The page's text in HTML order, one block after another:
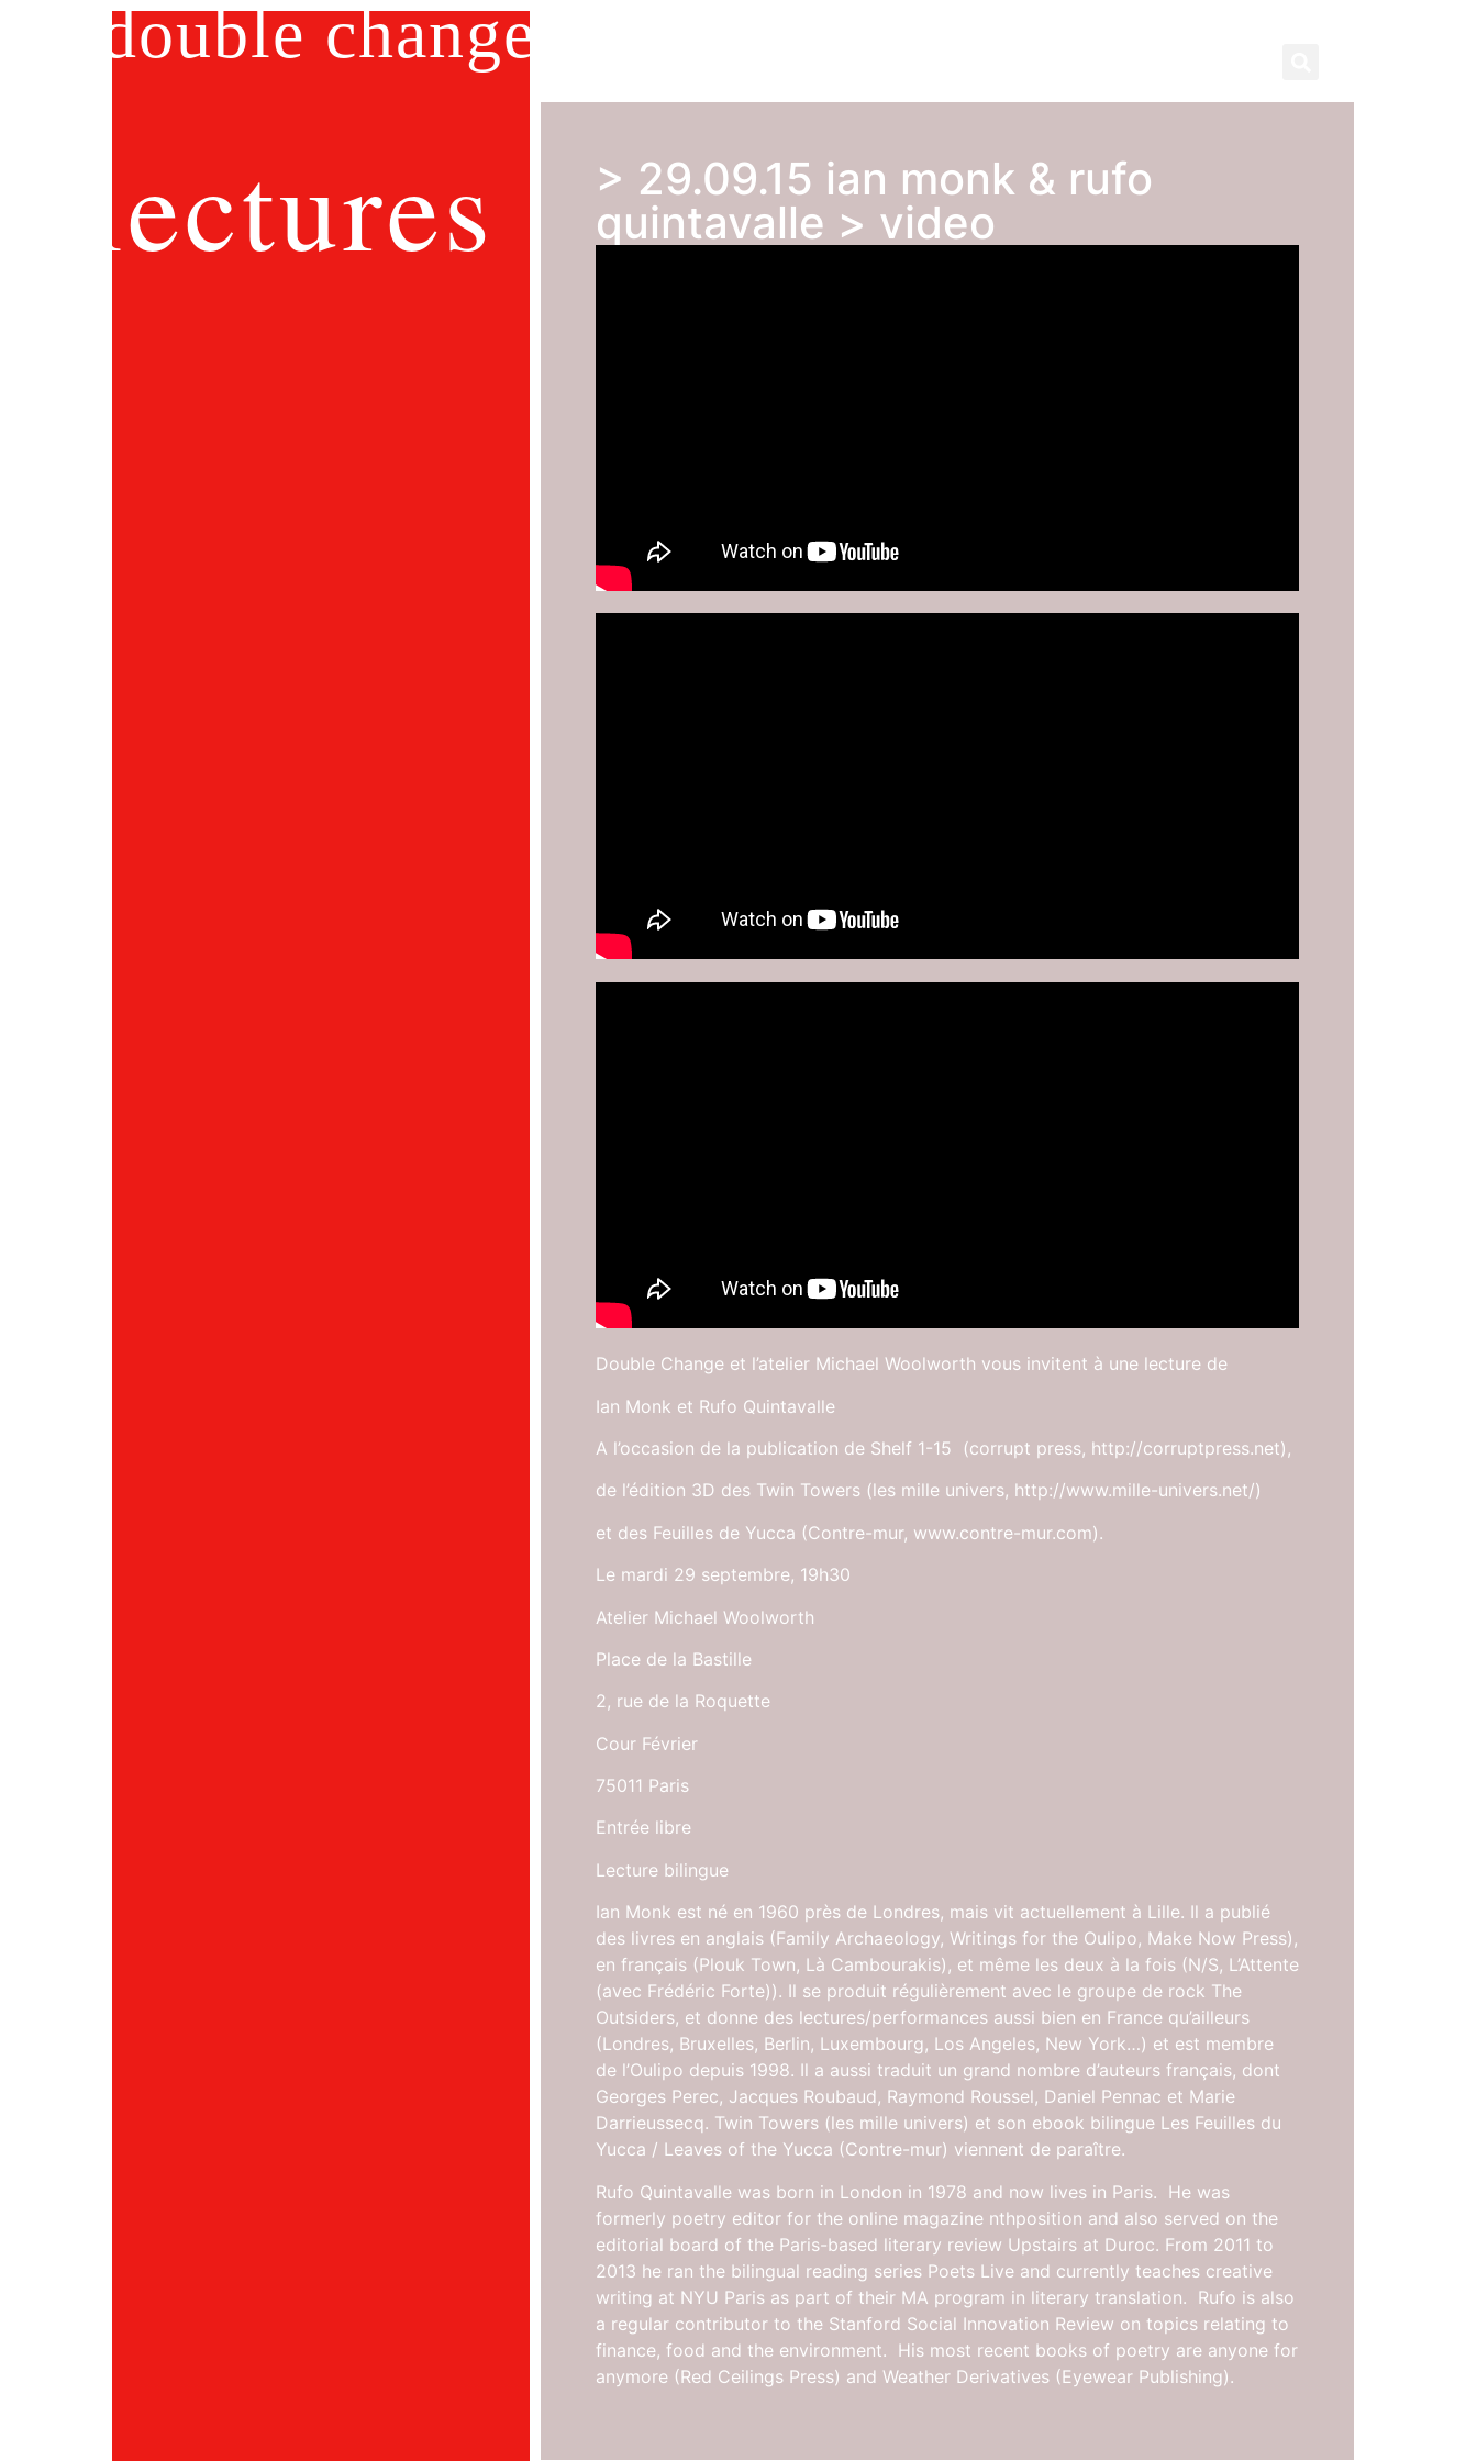
double change
lectures
> 29.09.15 ian monk & rufo
quintavalle > video
Double Change et l’atelier Michael Woolworth vous invitent à une lecture de
Ian Monk et Rufo Quintavalle
A l’occasion de la publication de Shelf 1-15 (corrupt press, http://corruptpress.net),
de l’édition 3D des Twin Towers (les mille univers, http://www.mille-univers.net/)
et des Feuilles de Yucca (Contre-mur, www.contre-mur.com).
Le mardi 29 septembre, 19h30
Atelier Michael Woolworth
Place de la Bastille
2, rue de la Roquette
Cour Février
75011 Paris
Entrée libre
Lecture bilingue
Ian Monk est né en 1960 près de Londres, mais vit actuellement à Lille. Il a publié
des livres en anglais (Family Archaeology, Writings for the Oulipo, Make Now Press),
en français (Plouk Town, Là Cambourakis), et même les deux à la fois (N/S, L’Attente
(avec Frédéric Forte)). Il se produit régulièrement avec le groupe de rock The
Outsiders, et donne des lectures/performances aussi bien en France qu’ailleurs
(Londres, Bruxelles, Berlin, Luxembourg, Los Angeles, New York…) et est membre
de l’Oulipo depuis 1998. Il a aussi traduit un grand nombre d’auteurs français, dont
Georges Perec, Jacques Roubaud, Raymond Roussel, Daniel Pennac et Marie
Darrieussecq. Twin Towers (les mille univers) et son ebook bilingue Les Feuilles du
Yucca / Leaves of the Yucca (Contre-mur) viennent de paraître.
Rufo Quintavalle was born in London in 1978 and now lives in Paris. He was
formerly poetry editor for the online magazine nthposition and also served on the
editorial board of the Paris-based literary review Upstairs at Duroc. From 2011 to
2013 he ran the bilingual reading series Poets Live and currently teaches creative
writing at NYU Paris as part of their MA program in literary translation. Rufo is also
a regular contributor to the Stanford Social Innovation Review on topics relating to
finance, food and the environment. His most recent books of poetry are anyone for
anymore (Red Ceilings Press) and Weather Derivatives (Eyewear Publishing).